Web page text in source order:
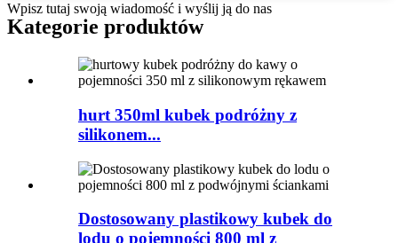
Wpisz tutaj swoją wiadomość i wyślij ją do nas
Kategorie produktów
hurt 350ml kubek podróżny z
silikonem...
Dostosowany plastikowy kubek do
lodu o pojemności 800 ml z